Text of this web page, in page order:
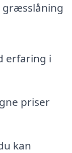
græsslåning
erfaring i
priser
kan